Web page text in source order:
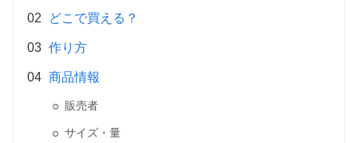
どこで買える？
作り方
商品情報
販売者
サイズ・量